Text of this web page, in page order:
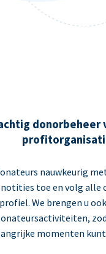
donorbeheer
nauwkeurig
toe en volg alle
We brengen u
momenten